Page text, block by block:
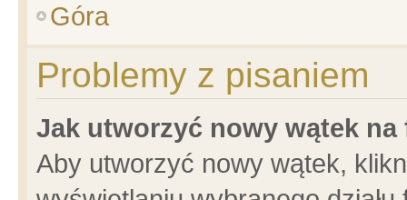
Góra
Problemy z pisaniem
Jak utworzyć nowy wątek na
Aby utworzyć nowy wątek,